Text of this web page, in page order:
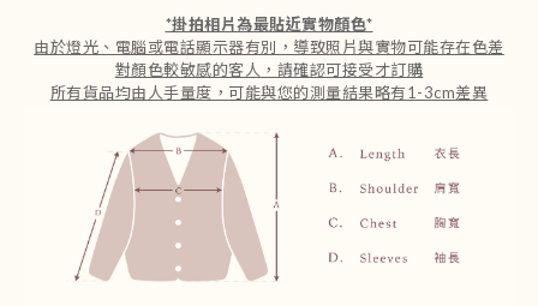
*掛拍相片為最貼近實物顏色*
由於燈光、電腦或電話顯示器有別，導致照片與實物可能存在色差
對顏色較敏感的客人，請確認可接受才訂購
所有貨品均由人手量度，可能與您的測量結果略有1-3cm差異